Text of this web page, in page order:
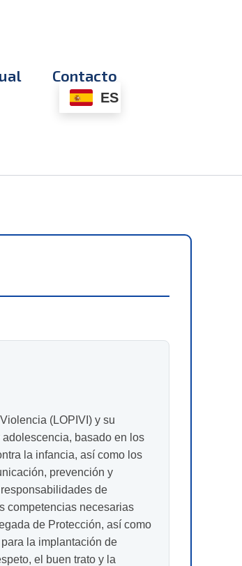
Contacto
ES
(LOPIVI) y su
basado en los
la infancia, así como los
prevención y
de
competencias necesarias
de Protección, así como
la implantación de
el buen trato y la